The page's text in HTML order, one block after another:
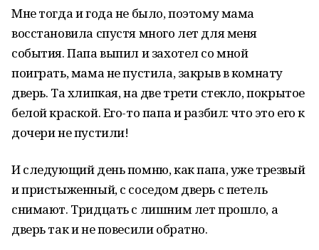
Мне тогда и года не было, поэтому мама
восстановила спустя много лет для меня
события. Папа выпил и захотел со мной
поиграть, мама не пустила, закрыв в комнату
дверь. Та хлипкая, на две трети стекло, покрытое
белой краской. Его-то папа и разбил: что это его к
дочери не пустили!
И следующий день помню, как папа, уже трезвый
и пристыженный, с соседом дверь с петель
снимают. Тридцать с лишним лет прошло, а
дверь так и не повесили обратно.